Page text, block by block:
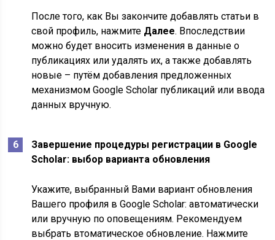
После того, как Вы закончите добавлять статьи в
свой профиль, нажмите Далее. Впоследствии
можно будет вносить изменения в данные о
публикациях или удалять их, а также добавлять
новые – путём добавления предложенных
механизмом Google Scholar публикаций или ввода
данных вручную.
Завершение процедуры регистрации в Google
Scholar: выбор варианта обновления
Укажите, выбранный Вами вариант обновления
Вашего профиля в Google Scholar: автоматически
или вручную по оповещениям. Рекомендуем
выбрать втоматическое обновление. Нажмите